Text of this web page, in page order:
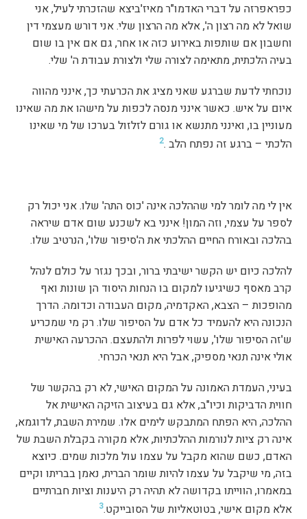
כפראפרזה על דברי האדמו"ר מאיז'ביצא שהזכרתי לעיל, אני
שואל לא מה רצון ה', אלא מה הרצון שלי. אני דורש מעצמי דין
וחשבון אם שותפות באירוע כזה או אחר, גם אם אין בו שום
בעיה הלכתית, מתאימה לצורה שלי ולצורת עבודת ה' שלי.
נוכחתי לדעת שברגע שאני מציג את הכרעתי כך, אינני מהווה
איום על איש. כאשר אינני מנסה לכפות על מישהו את מה שאינו
מעוניין בו, ואינני מתנשא או גורם לזלזול בערכו של מי שאינו
הלכתי – ברגע זה נפתח הלב .2
אין לי מה לומר למי שההלכה אינה 'כוס התה' שלו. אני יכול רק
לספר על עצמי, וזה המון! אינני בא לשכנע שום אדם שיראה
בהלכה ובאורח החיים ההלכתי את ה'סיפור שלו', הנרטיב שלו.
להלכה כיום יש הקשר ישיבתי ברור, ובכך נגזר על כולם לנהל
קרב מאסף כשיגיעו למקום בו הנחות היסוד הן שונות ואף
מהופכות – הצבא, האקדמיה, מקום העבודה וכדומה. הדרך
הנכונה היא להעמיד כל אדם על הסיפור שלו. רק מי שמכריע
ש'זה הסיפור שלו', עשוי לפרות ולהתעצם. ההכרעה האישית
אולי אינה תנאי מספיק, אבל היא תנאי הכרחי.
בעיני, העמדת האמונה על המקום האישי, לא רק בהקשר של
חווית הדביקות וכיו"ב, אלא גם בעיצוב הזיקה האישית אל
ההלכה, היא הפתח המתבקש לימים אלו. שמירת השבת, לדוגמא,
אינה רק ציות לנורמות ההלכתיות, אלא מקורה בקבלת השבת של
האדם, כשם שהוא מקבל על עצמו עול מלכות שמים. כיוצא
בזה, מי שיקבל על עצמו להיות שומר הברית, נאמן בבריתו וקיים
במאמרו, הווייתו בקדושה לא תהיה רק היענות וציות חברתיים
אלא מקום אישי, בטוטאליות של הסובייקט.3